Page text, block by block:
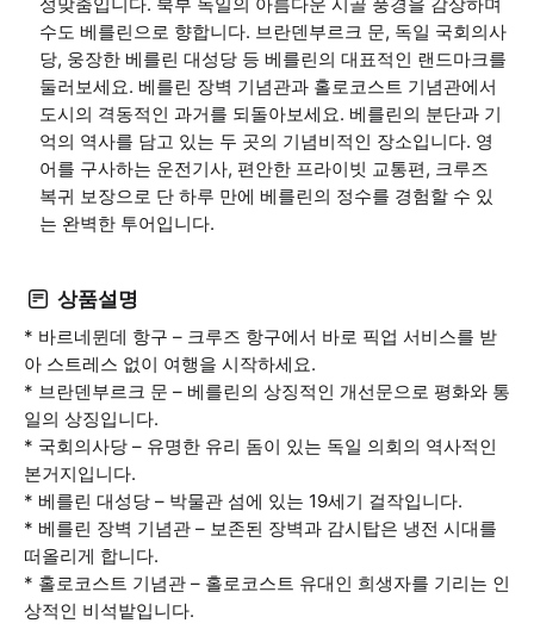
수도 베를린으로 향합니다. 브란덴부르크 문, 독일 국회의사
당, 웅장한 베를린 대성당 등 베를린의 대표적인 랜드마크를
둘러보세요. 베를린 장벽 기념관과 홀로코스트 기념관에서
도시의 격동적인 과거를 되돌아보세요. 베를린의 분단과 기
억의 역사를 담고 있는 두 곳의 기념비적인 장소입니다. 영
어를 구사하는 운전기사, 편안한 프라이빗 교통편, 크루즈
복귀 보장으로 단 하루 만에 베를린의 정수를 경험할 수 있
는 완벽한 투어입니다.
상품설명
* 바르네뮌데 항구 – 크루즈 항구에서 바로 픽업 서비스를 받
아 스트레스 없이 여행을 시작하세요.
* 브란덴부르크 문 – 베를린의 상징적인 개선문으로 평화와 통
일의 상징입니다.
* 국회의사당 – 유명한 유리 돔이 있는 독일 의회의 역사적인
본거지입니다.
* 베를린 대성당 – 박물관 섬에 있는 19세기 걸작입니다.
* 베를린 장벽 기념관 – 보존된 장벽과 감시탑은 냉전 시대를
떠올리게 합니다.
* 홀로코스트 기념관 – 홀로코스트 유대인 희생자를 기리는 인
상적인 비석밭입니다.